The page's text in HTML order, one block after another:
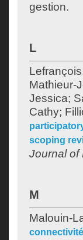
gestion.
L
Mathieur-
Jessica;
Cathy;
scoping
Journal of
M
Malouin-